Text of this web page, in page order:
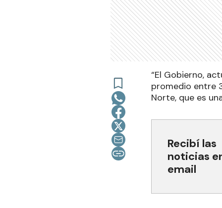
“El Gobierno,
promedio entre
Norte, que es
Recibí las
noticias
email